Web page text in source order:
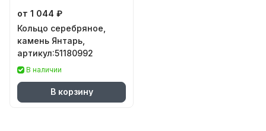
от 1 044 ₽
Кольцо серебряное,
камень Янтарь,
артикул:51180992
В наличии
В корзину